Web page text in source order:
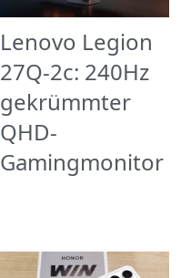
Lenovo Legion
27Q-2c: 240Hz
gekrümmter
QHD-
Gamingmonitor